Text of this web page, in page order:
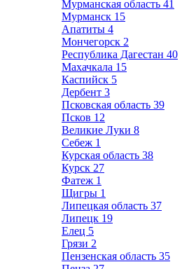
Мурманская область 41
Мурманск 15
Апатиты 4
Мончегорск 2
Республика Дагестан 40
Махачкала 15
Каспийск 5
Дербент 3
Псковская область 39
Псков 12
Великие Луки 8
Себеж 1
Курская область 38
Курск 27
Фатеж 1
Щигры 1
Липецкая область 37
Липецк 19
Елец 5
Грязи 2
Пензенская область 35